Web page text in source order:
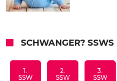
SCHWANGER?
1.
SSW
2.
SSW
3.
SSW